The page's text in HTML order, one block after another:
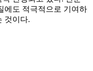
에도 적극적으로 기여하
것이다.